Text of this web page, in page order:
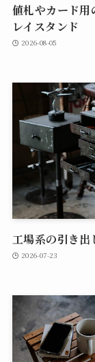
値札やカード用
レイスタンド
2026-08-05
工場系の引き出
2026-07-23